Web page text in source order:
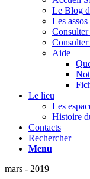
Le Blog
Les
Consulter
Aide
Le lieu
Les
Histoire
Contacts
Rechercher
Menu
mars - 2019